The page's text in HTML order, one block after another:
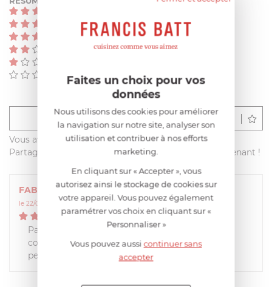
(0)
Vous avez acheté ce produit sur francisbatt.com ?
Partagez votre avis avec les autres clients dès maintenant !
FABIENNE
le 22/02/2022 à 16:13:05
5/5
Parfait,produit conforme magimix
coloris ivoire sur commande , donc livraison un
peu longue mais parfaite
Faites un choix pour vos
données
Nous utilisons des cookies pour améliorer
la navigation sur notre site, analyser son
utilisation et contribuer à nos efforts
marketing.
En cliquant sur « Accepter », vous
autorisez ainsi le stockage de cookies sur
votre appareil. Vous pouvez également
paramétrer vos choix en cliquant sur «
Personnaliser »
Vous pouvez aussicontinuer sans
accepter